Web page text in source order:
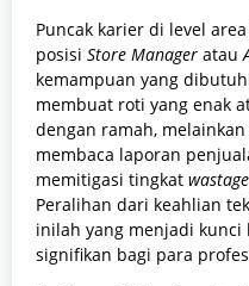
Puncak karier di level
posisi Store Manager atau
kemampuan yang
membuat roti yang enak
dengan ramah,
membaca laporan
memitigasi tingkat wastage
Peralihan dari keahlian
inilah yang menjadi kunci
signifikan bagi para